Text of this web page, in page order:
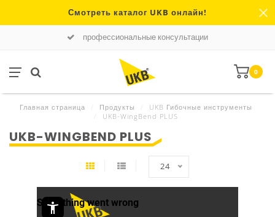
Смотреть каталог UKB онлайн!
профессиональные консультации
0
Главная страница Продукты
UKB Гибочные инструменты
UKB-WingBend PLUS
UKB-WINGBEND PLUS
24